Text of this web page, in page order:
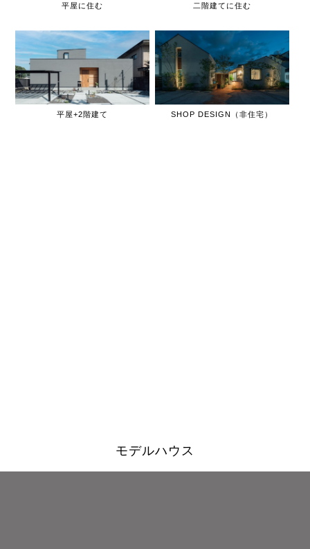
平屋に住む 二階建てに住む
平屋+2階建て SHOP DESIGN（非住宅）
モデルハウス